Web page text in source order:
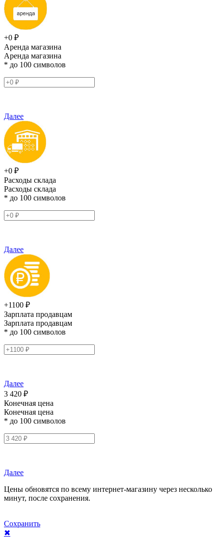
+0 ₽
Аренда магазина
Аренда магазина
* до 100 символов
Далее
+0 ₽
Расходы склада
Расходы склада
* до 100 символов
Далее
+1100 ₽
Зарплата продавцам
Зарплата продавцам
* до 100 символов
Далее
3 420 ₽
Конечная цена
Конечная цена
* до 100 символов
Далее
Цены обновятся по всему интернет-магазину через несколько
минут, после сохранения.
Сохранить
✖